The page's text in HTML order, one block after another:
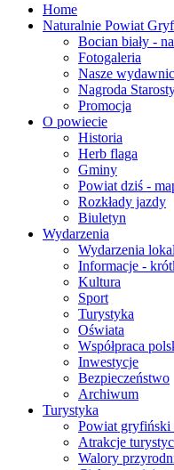
Home
Naturalnie Powiat
Bocian biały -
Fotogaleria
Nasze
Nagroda
Promocja
O powiecie
Historia
Herb flaga
Gminy
Powiat dziś -
Rozkłady jazdy
Biuletyn
Wydarzenia
Wydarzenia
Informacje -
Kultura
Sport
Turystyka
Oświata
Współpraca
Inwestycje
Bezpieczeństwo
Archiwum
Turystyka
Powiat gryfiński
Atrakcje
Walory